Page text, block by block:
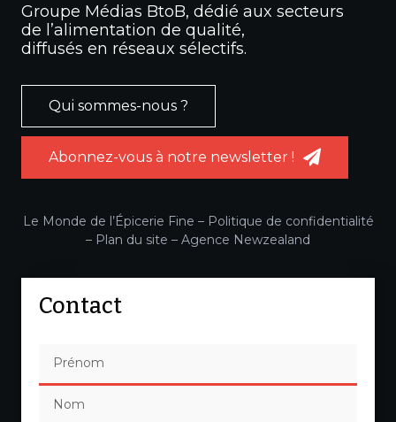
Groupe Médias BtoB, dédié aux secteurs
de l’alimentation de qualité,
diffusés en réseaux sélectifs.
Qui sommes-nous ?
Abonnez-vous à notre newsletter !
Le Monde de l’Épicerie Fine – Politique de confidentialité
– Plan du site – Agence Newzealand
Contact